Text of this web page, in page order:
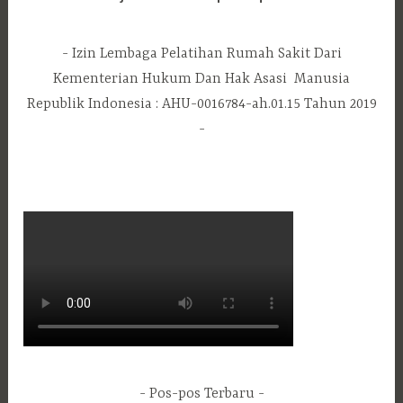
Izin Lembaga Pelatihan Rumah Sakit Dari
Kementerian Hukum Dan Hak Asasi Manusia
Republik Indonesia : AHU-0016784-ah.01.15 Tahun 2019
Pos-pos Terbaru